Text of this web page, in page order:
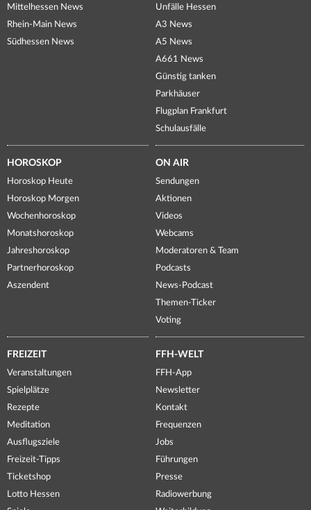
Mittelhessen News
Rhein-Main News
Südhessen News
Unfälle Hessen
A3 News
A5 News
A661 News
Günstig tanken
Parkhäuser
Flugplan Frankfurt
Schulausfälle
HOROSKOP
Horoskop Heute
Horoskop Morgen
Wochenhoroskop
Monatshoroskop
Jahreshoroskop
Partnerhoroskop
Aszendent
ON AIR
Sendungen
Aktionen
Videos
Webcams
Moderatoren & Team
Podcasts
News-Podcast
Themen-Ticker
Voting
FREIZEIT
Veranstaltungen
Spielplätze
Rezepte
Meditation
Ausflugsziele
Freizeit-Tipps
Ticketshop
Lotto Hessen
FFH-WELT
FFH-App
Newsletter
Kontakt
Frequenzen
Jobs
Führungen
Presse
Radiowerbung